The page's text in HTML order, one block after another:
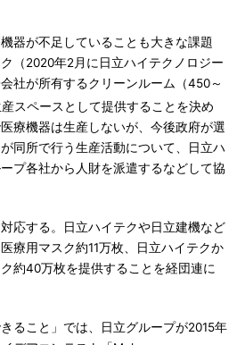
器が不足していることも大きな課題
（2020年2月に日立ハイテクノロジー
社が所有するクリーンルーム（450～
スペースとして提供することを決め
療機器は生産しないが、今後政府が選
同所で行う生産活動について、日立ハ
プ各社から人財を派遣するなどして協
応する。日立ハイテクや日立建機など
療用マスク約11万枚、日立ハイテクか
約40万枚を提供することを経団連に
ること」では、日立グループが2015年